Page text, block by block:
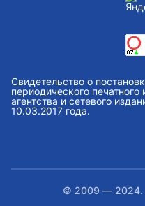
Свидетельство о
периодического
агентства и сетевого
10.03.2017 года.
© 2009 — 2024.